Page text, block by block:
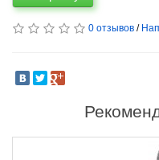
0 отзывов /